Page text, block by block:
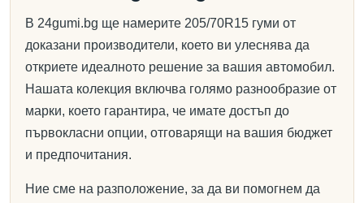
В 24gumi.bg ще намерите 205/70R15 гуми от
доказани производители, което ви улеснява да
откриете идеалното решение за вашия автомобил.
Нашата колекция включва голямо разнообразие от
марки, което гарантира, че имате достъп до
първокласни опции, отговарящи на вашия бюджет
и предпочитания.
Ние сме на разположение, за да ви помогнем да